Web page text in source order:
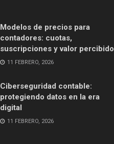
Modelos de precios para
contadores: cuotas,
suscripciones y valor percibido
11 FEBRERO, 2026
Ciberseguridad contable:
protegiendo datos en la era
digital
11 FEBRERO, 2026